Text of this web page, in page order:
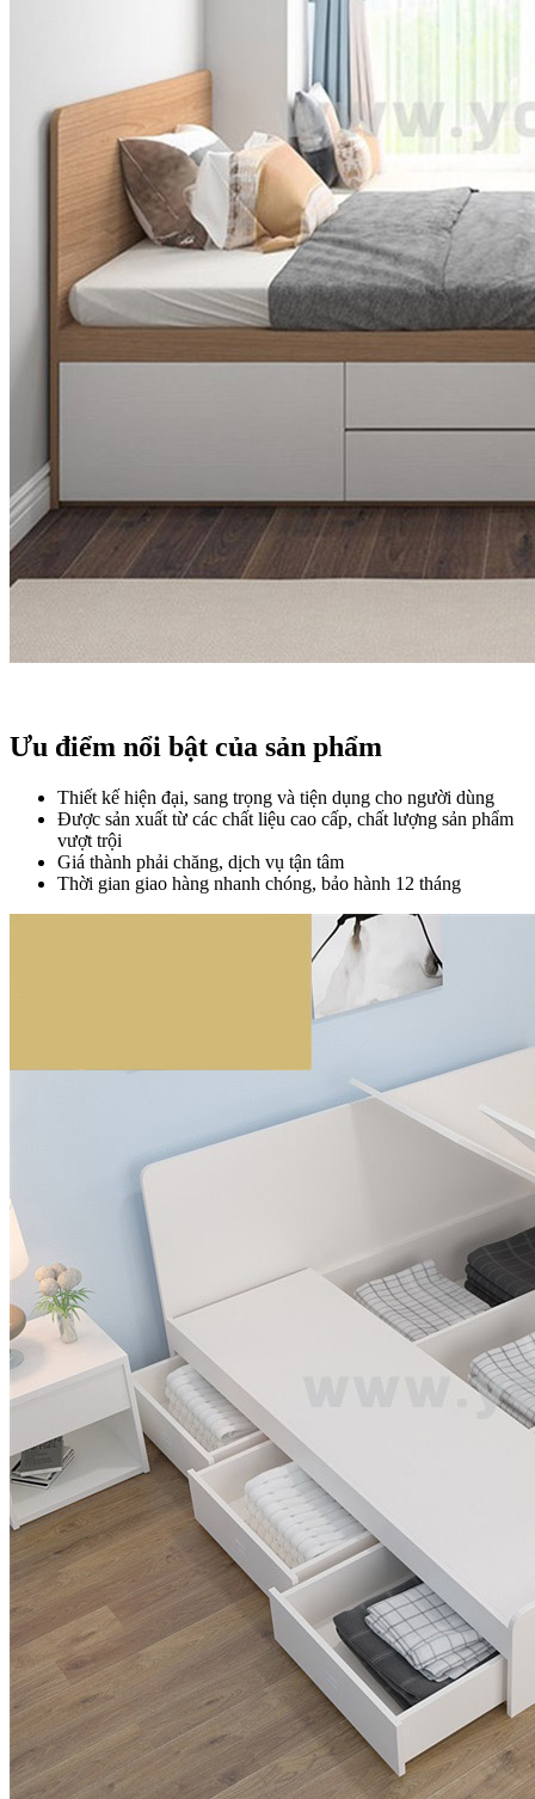
Ưu điểm nổi bật của sản phẩm
Thiết kế hiện đại, sang trọng và tiện dụng cho người dùng
Được sản xuất từ các chất liệu cao cấp, chất lượng sản phẩm
vượt trội
Giá thành phải chăng, dịch vụ tận tâm
Thời gian giao hàng nhanh chóng, bảo hành 12 tháng